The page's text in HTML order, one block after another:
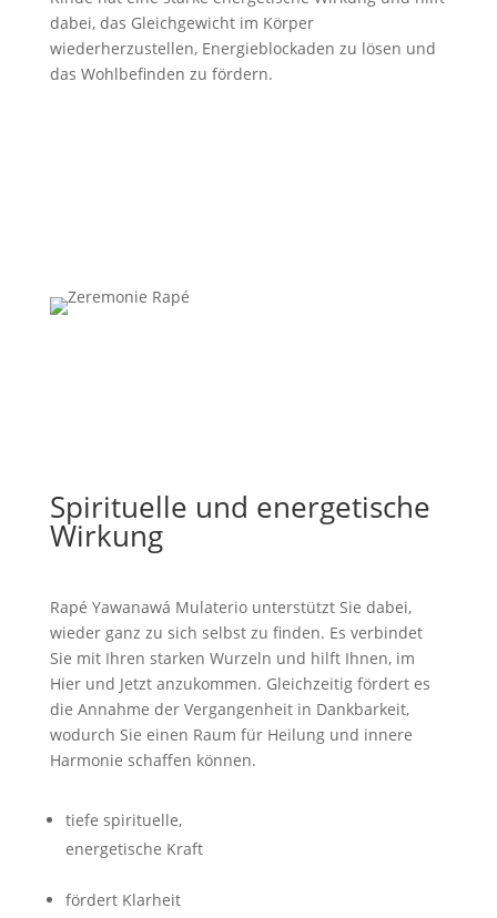
dabei, das Gleichgewicht im Körper
wiederherzustellen, Energieblockaden zu lösen und
das Wohlbefinden zu fördern.
Spirituelle und energetische
Wirkung
Rapé Yawanawá Mulaterio unterstützt Sie dabei,
wieder ganz zu sich selbst zu finden. Es verbindet
Sie mit Ihren starken Wurzeln und hilft Ihnen, im
Hier und Jetzt anzukommen. Gleichzeitig fördert es
die Annahme der Vergangenheit in Dankbarkeit,
wodurch Sie einen Raum für Heilung und innere
Harmonie schaffen können.
tiefe spirituelle,
energetische Kraft
fördert Klarheit